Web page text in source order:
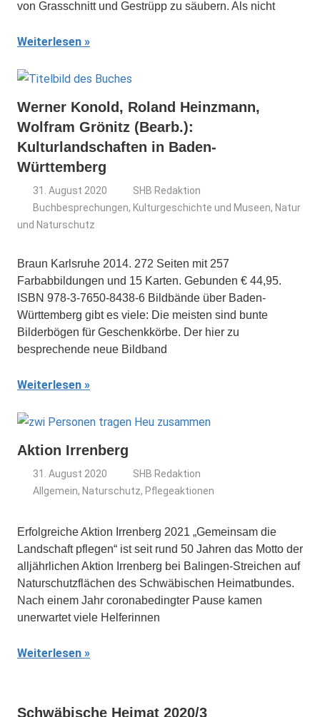
von Grasschnitt und Gestrüpp zu säubern. Als nicht
Weiterlesen
Werner Konold, Roland Heinzmann,
Wolfram Grönitz (Bearb.):
Kulturlandschaften in Baden-
Württemberg
31. August 2020
SHB Redaktion
Buchbesprechungen, Kulturgeschichte und Museen, Natur
und Naturschutz
Braun Karlsruhe 2014. 272 Seiten mit 257
Farbabbildungen und 15 Karten. Gebunden € 44,95.
ISBN 978-3-7650-8438-6 Bildbände über Baden-
Württemberg gibt es viele: Die meisten sind bunte
Bilderbögen für Geschenkkörbe. Der hier zu
besprechende neue Bildband
Weiterlesen
Aktion Irrenberg
31. August 2020
SHB Redaktion
Allgemein, Naturschutz, Pflegeaktionen
Erfolgreiche Aktion Irrenberg 2021 „Gemeinsam die
Landschaft pflegen“ ist seit rund 50 Jahren das Motto der
alljährlichen Aktion Irrenberg bei Balingen-Streichen auf
Naturschutzflächen des Schwäbischen Heimatbundes.
Nach einem Jahr coronabedingter Pause kamen
unerwartet viele Helferinnen
Weiterlesen
Schwäbische Heimat 2020/3